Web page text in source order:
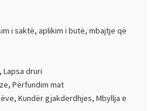
i saktë, aplikim i butë, mbajtje që
Lapsa druri
Përfundim mat
Kundër gjakderdhjes, Mbyllja e